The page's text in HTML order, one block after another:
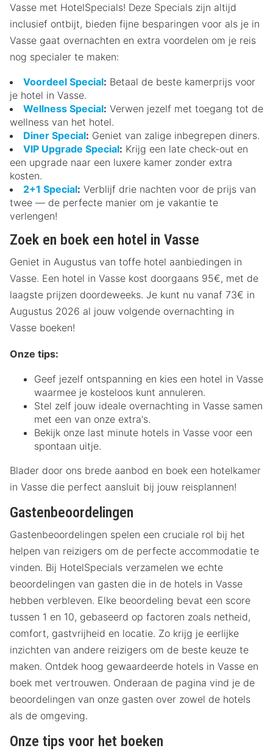
Vasse met HotelSpecials! Deze Specials zijn altijd
inclusief ontbijt, bieden fijne besparingen voor als je in
Vasse gaat overnachten en extra voordelen om je reis
nog specialer te maken:
Voordeel Special: Betaal de beste kamerprijs voor
je hotel in Vasse.
Wellness Special: Verwen jezelf met toegang tot de
wellness van het hotel.
Diner Special: Geniet van zalige inbegrepen diners.
VIP Upgrade Special: Krijg een late check-out en
een upgrade naar een luxere kamer zonder extra
kosten.
2+1 Special: Verblijf drie nachten voor de prijs van
twee — de perfecte manier om je vakantie te
verlengen!
Zoek en boek een hotel in Vasse
Geniet in Augustus van toffe hotel aanbiedingen in
Vasse. Een hotel in Vasse kost doorgaans 95€, met de
laagste prijzen doordeweeks. Je kunt nu vanaf 73€ in
Augustus 2026 al jouw volgende overnachting in
Vasse boeken!
Onze tips:
Geef jezelf ontspanning en kies een hotel in Vasse
waarmee je kosteloos kunt annuleren.
Stel zelf jouw ideale overnachting in Vasse samen
met een van onze extra's.
Bekijk onze last minute hotels in Vasse voor een
spontaan uitje.
Blader door ons brede aanbod en boek een hotelkamer
in Vasse die perfect aansluit bij jouw reisplannen!
Gastenbeoordelingen
Gastenbeoordelingen spelen een cruciale rol bij het
helpen van reizigers om de perfecte accommodatie te
vinden. Bij HotelSpecials verzamelen we echte
beoordelingen van gasten die in de hotels in Vasse
hebben verbleven. Elke beoordeling bevat een score
tussen 1 en 10, gebaseerd op factoren zoals netheid,
comfort, gastvrijheid en locatie. Zo krijg je eerlijke
inzichten van andere reizigers om de beste keuze te
maken. Ontdek hoog gewaardeerde hotels in Vasse en
boek met vertrouwen. Onderaan de pagina vind je de
beoordelingen van onze gasten over zowel de hotels
als de omgeving.
Onze tips voor het boeken